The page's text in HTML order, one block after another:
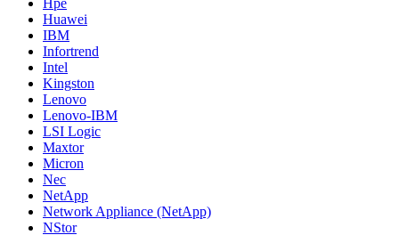
Huawei
IBM
Infortrend
Intel
Kingston
Lenovo
Lenovo-IBM
LSI Logic
Maxtor
Micron
Nec
NetApp
Network Appliance (NetApp)
NStor